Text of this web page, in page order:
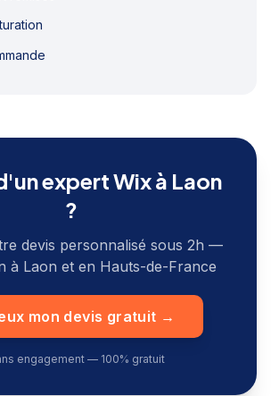
expert Wix à Laon
?
devis personnalisé sous 2h —
à Laon et en Hauts-de-France
mon devis gratuit →
engagement — 100% gratuit